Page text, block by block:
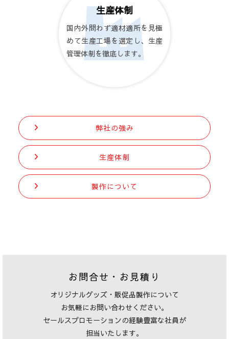
生産体制
国内外問わず適材適所を見極
めて生産工場を選定し、生産
管理体制を徹底します。
弊社の強み
生産体制
製作について
お問合せ・お見積り
オリジナルグッズ・販促品製作について
お気軽にお問い合わせください。
セールスプロモーションの経験豊富な社員が
担当いたします。